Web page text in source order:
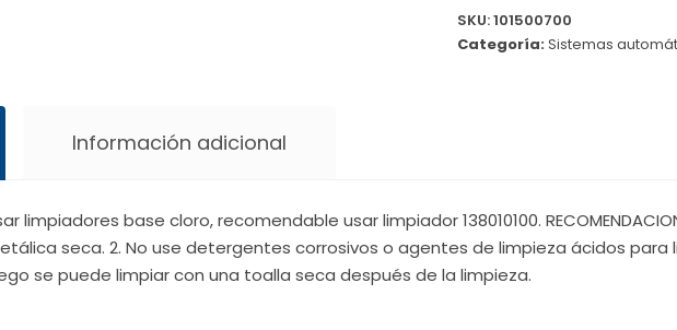
SKU:101500700
Categoría:Sistemas
Información adicional
limpiadores base cloro, recomendable usar limpiador 138010100.
seca. 2. No use detergentes corrosivos o agentes de limpieza ácidos para
se puede limpiar con una toalla seca después de la limpieza.